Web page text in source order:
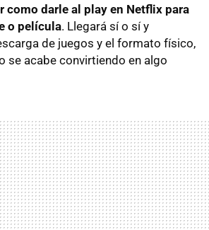
como darle al play en Netflix para
o película. Llegará sí o sí y
de juegos y el formato físico,
se acabe convirtiendo en algo